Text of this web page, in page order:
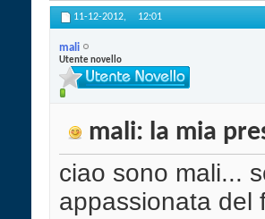
11-12-2012, 12:01
mali
Utente novello
mali: la mia
ciao sono mali...
appassionata del